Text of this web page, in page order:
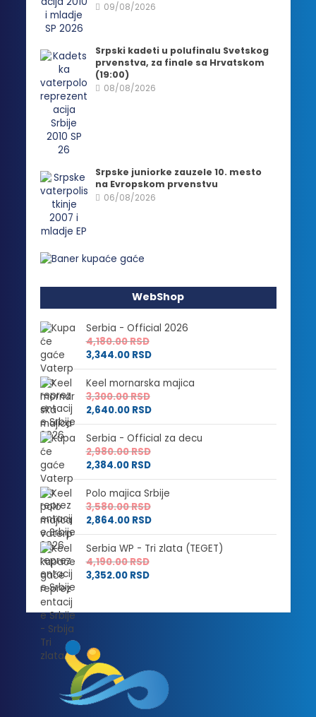
09/08/2026
Srpski kadeti u polufinalu Svetskog
prvenstva, za finale sa Hrvatskom
(19:00)
08/08/2026
Srpske juniorke zauzele 10. mesto
na Evropskom prvenstvu
06/08/2026
WebShop
Serbia - Official 2026
4,180.00RSD
3,344.00 RSD
Keel mornarska majica
3,300.00RSD
2,640.00 RSD
Serbia - Official za decu
2,980.00RSD
2,384.00 RSD
Polo majica Srbije
3,580.00RSD
2,864.00 RSD
Serbia WP - Tri zlata (TEGET)
4,190.00RSD
3,352.00 RSD